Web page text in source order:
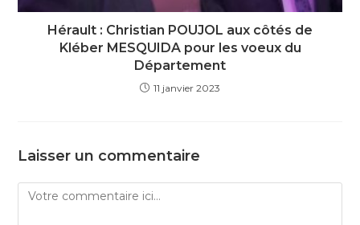
Hérault : Christian POUJOL aux côtés de
Kléber MESQUIDA pour les voeux du
Département
11 janvier 2023
Laisser un commentaire